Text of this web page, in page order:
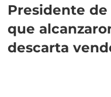
Presidente
que
descarta